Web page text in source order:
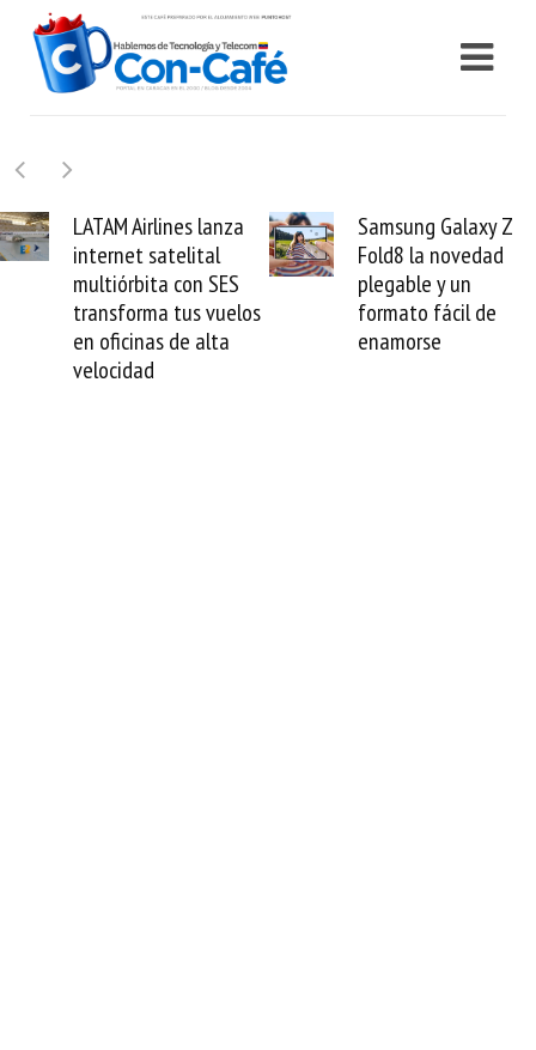
Samsung Galaxy Z
Fold8 la novedad
plegable y un
formato fácil de
enamorse
Cashea levanta 100
millones de dólares y
valida el crédito del
venezolano ante el
mundo